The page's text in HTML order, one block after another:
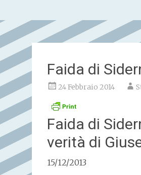
Faida di
24 Febbraio 2014
Faida di
verità di
15/12/2013